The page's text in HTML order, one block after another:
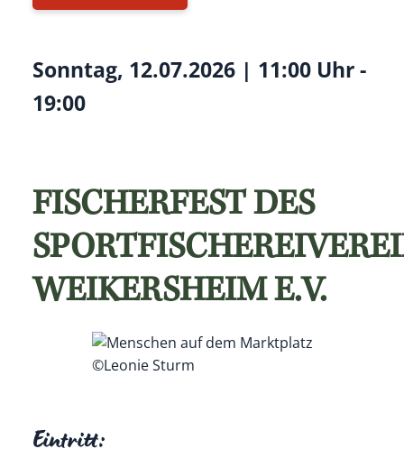
Sonntag, 12.07.2026 | 11:00 Uhr -
19:00
FISCHERFEST DES
WEIKERSHEIM E.V.
©Leonie Sturm
Eintritt: